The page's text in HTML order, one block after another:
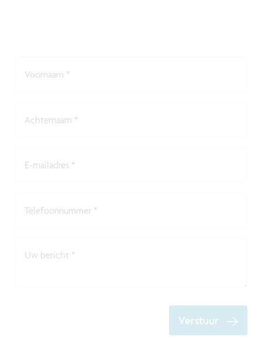
Voornaam *
Achternaam *
E-mailadres *
Telefoonnummer *
Uw bericht *
Verstuur